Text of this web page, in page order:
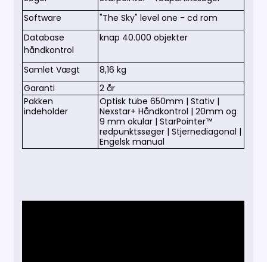
Software
"The Sky" level one - cd rom
Database
håndkontrol
knap 40.000 objekter
Samlet Vægt
8,16 kg
Garanti
2 år
Pakken
indeholder
Optisk tube 650mm | Stativ |
Nexstar+ Håndkontrol | 20mm og
9 mm okular | StarPointer™
rødpunktssøger | Stjernediagonal |
Engelsk manual